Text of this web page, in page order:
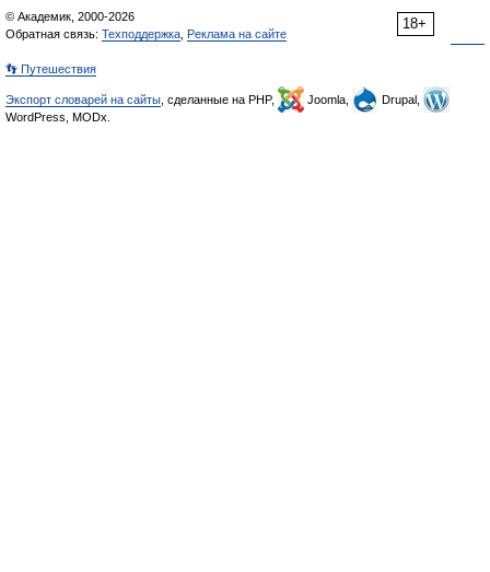
18+
© Академик, 2000-2026
Обратная связь: Техподдержка Реклама на сайте
👣 Путешествия
Экспорт словарей на сайты , сделанные на PHP, Joomla,
Drupal,
WordPress, MODx.